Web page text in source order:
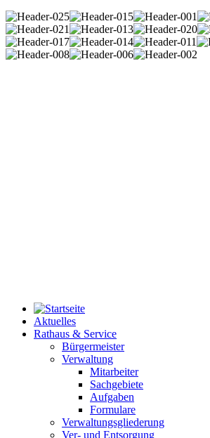
Aktuelles
Rathaus & Service
Bürgermeister
Verwaltung
Mitarbeiter
Sachgebiete
Aufgaben
Formulare
Verwaltungsgliederung
Ver- und Entsorgung